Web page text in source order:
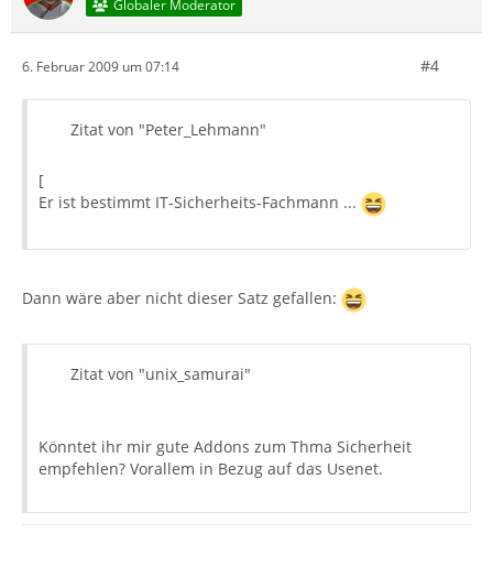
Globaler Moderator
6. Februar 2009 um 07:14 #4
Zitat von "Peter_Lehmann"
[
Er ist bestimmt IT-Sicherheits-Fachmann ...
Dann wäre aber nicht dieser Satz gefallen:
Zitat von "unix_samurai"
Könntet ihr mir gute Addons zum Thma Sicherheit
empfehlen? Vorallem in Bezug auf das Usenet.